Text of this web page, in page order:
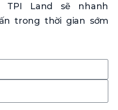
TPI Land sẽ nhanh
trong thời gian sớm